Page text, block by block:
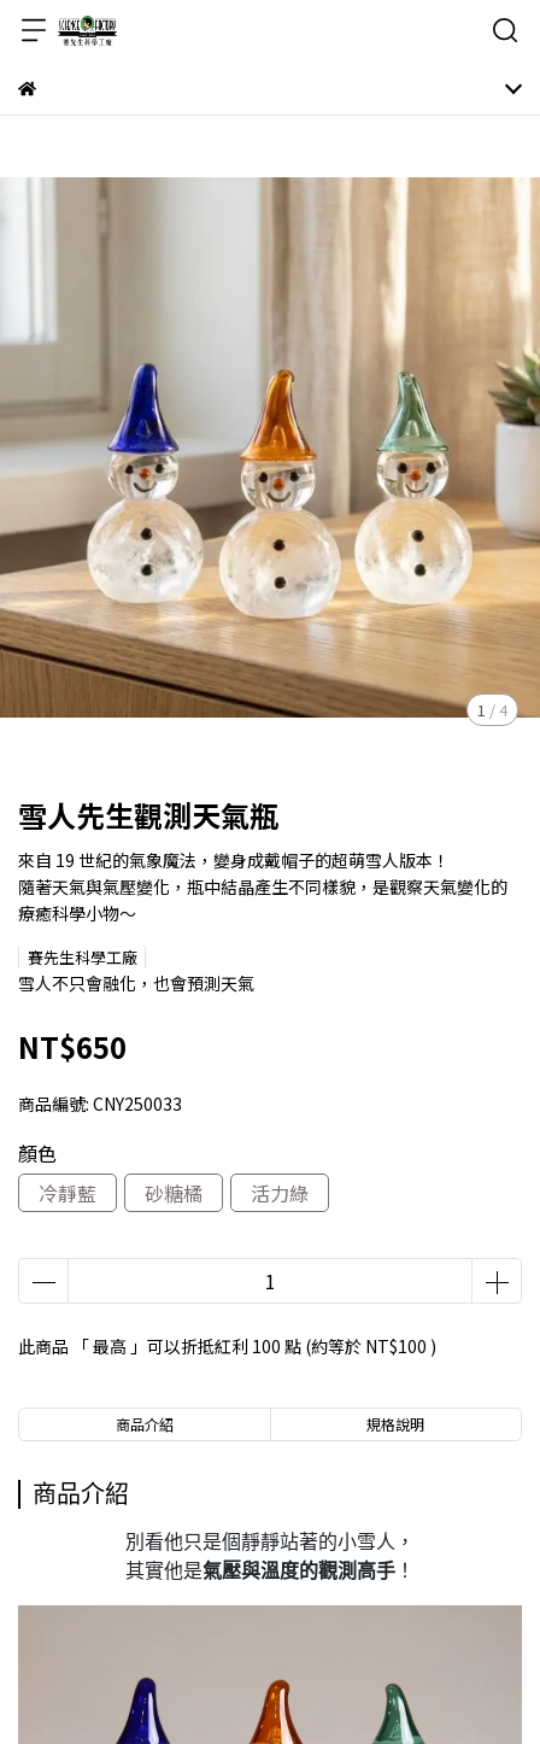
1 / 4
雪人先生觀測天氣瓶
來自 19 世紀的氣象魔法，變身成戴帽子的超萌雪人版本！
隨著天氣與氣壓變化，瓶中結晶產生不同樣貌，是觀察天氣變化的
療癒科學小物～
賽先生科學工廠
雪人不只會融化，也會預測天氣
NT$650
商品編號: CNY250033
顏色
冷靜藍
砂糖橘 活力綠
此商品 「 最高 」可以折抵紅利 100 點 (約等於 NT$100 )
商品介紹 規格說明
商品介紹
別看他只是個靜靜站著的小雪人，
其實他是氣壓與溫度的觀測高手 ！